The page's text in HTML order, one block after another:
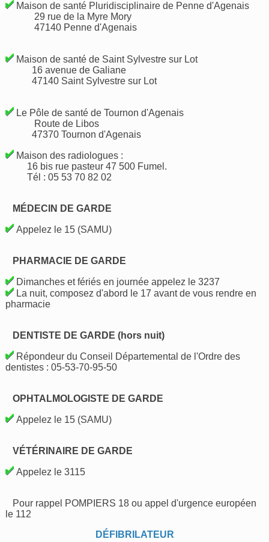
Maison de santé Pluridisciplinaire de Penne d'Agenais
29 rue de la Myre Mory
47140 Penne d'Agenais
Maison de santé de Saint Sylvestre sur Lot
16 avenue de Galiane
47140 Saint Sylvestre sur Lot
Le Pôle de santé de Tournon d'Agenais
Route de Libos
47370 Tournon d'Agenais
Maison des radiologues :
16 bis rue pasteur 47 500 Fumel.
Tél : 05 53 70 82 02
MÉDECIN DE GARDE
Appelez le 15 (SAMU)
PHARMACIE DE GARDE
Dimanches et fériés en journée appelez le 3237
La nuit, composez d'abord le 17 avant de vous rendre en
pharmacie
DENTISTE DE GARDE (hors nuit)
Répondeur du Conseil Départemental de l'Ordre des
dentistes : 05-53-70-95-50
OPHTALMOLOGISTE DE GARDE
Appelez le 15 (SAMU)
VÉTÉRINAIRE DE GARDE
Appelez le 3115
Pour rappel POMPIERS 18 ou appel d'urgence européen
le 112
DÉFIBRILATEUR